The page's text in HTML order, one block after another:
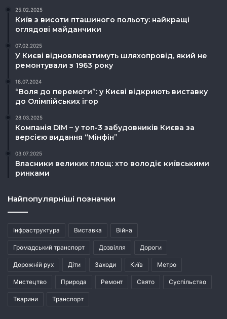
25.02.2025
Київ з висоти пташиного польоту: найкращі
оглядові майданчики
07.02.2025
У Києві відновлюватимуть шляхопровід, який не
ремонтували з 1963 року
18.07.2024
“Воля до перемоги”: у Києві відкриють виставку
до Олімпійських ігор
28.03.2025
Компанія DIM – у топ-3 забудовників Києва за
версією видання “Мінфін”
03.07.2025
Власники великих площ: хто володіє київськими
ринками
Найпопулярніші позначки
Інфраструктура Виставка Війна
Громадський транспорт Дозвілля Дороги
Дорожній рух Діти Заходи Київ Метро
Мистецтво Природа Ремонт Свято Суспільство
Тварини Транспорт